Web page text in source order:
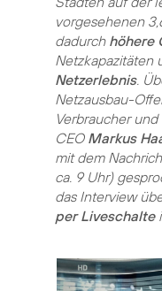
vorgesehenen
dadurch höhere
Netzkapazitäten
Netzerlebnis.
Netzausbau-
Verbraucher
CEO Markus
mit dem
ca. 9 Uhr)
das Interview
per Liveschalte